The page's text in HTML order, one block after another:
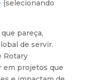
(selecionando
pareça,
de servir.
Rotary
em projetos que